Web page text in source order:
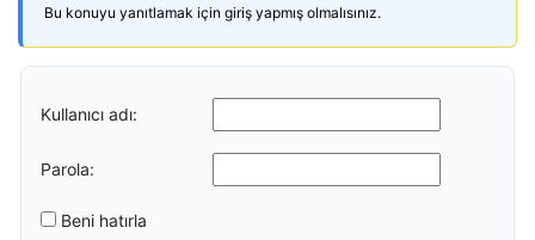
Bu konuyu yanıtlamak için giriş yapmış olmalısınız.
Kullanıcı adı:
Parola:
Beni hatırla